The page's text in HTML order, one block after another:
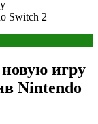
Switch 2
игру
Nintendo